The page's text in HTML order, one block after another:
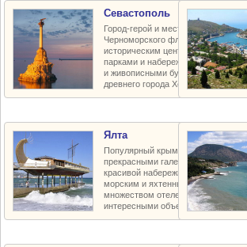
Севастополь
Город-герой и место базирования
Черноморского флота с красивым
историческим центром, улицами,
парками и набережными, пляжами
и живописными бухтами, руинами
древнего города Херсонес
Ялта
Популярный крымский курорт с
прекрасными галечными пляжами,
красивой набережной и парками,
морским и яхтенным портом,
множеством отелей и пансионатов,
интересными объектами в округе